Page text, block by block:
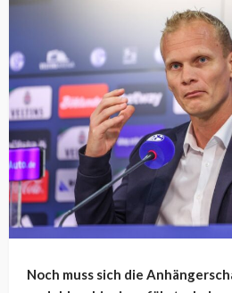
Noch muss sich die